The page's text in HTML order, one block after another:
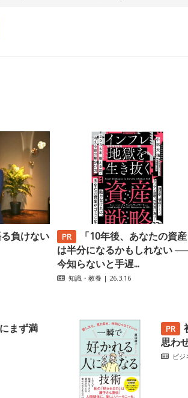
負けない
「10年後、あなたの資産
は半分になるかもしれない ──
今知らないと手遅...
知識・教養 | 26.3.16
まず満
思わ
ビジ